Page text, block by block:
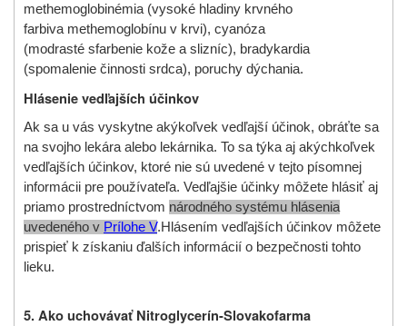
methemoglobinémia (vysoké hladiny krvného
farbiva methemoglobínu v krvi), cyanóza
(modrasté sfarbenie kože a slizníc), bradykardia
(spomalenie činnosti srdca), poruchy dýchania.
Hlásenie vedľajších účinkov
Ak sa u vás vyskytne akýkoľvek vedľajší účinok, obráťte sa
na svojho lekára alebo lekárnika. To sa týka aj akýchkoľvek
vedľajších účinkov, ktoré nie sú uvedené v tejto písomnej
informácii pre používateľa. Vedľajšie účinky môžete hlásiť aj
priamo prostredníctvom národného systému hlásenia
uvedeného v Prílohe V.Hlásením vedľajších účinkov môžete
prispieť k získaniu ďalších informácií o bezpečnosti tohto
lieku.
5. Ako uchovávať Nitroglycerín-Slovakofarma